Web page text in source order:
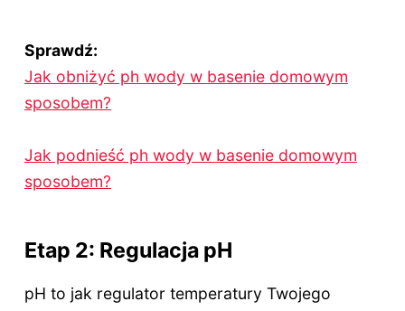
Sprawdź:
Jak obniżyć ph wody w basenie domowym
sposobem?
Jak podnieść ph wody w basenie domowym
sposobem?
Etap 2: Regulacja pH
pH to jak regulator temperatury Twojego